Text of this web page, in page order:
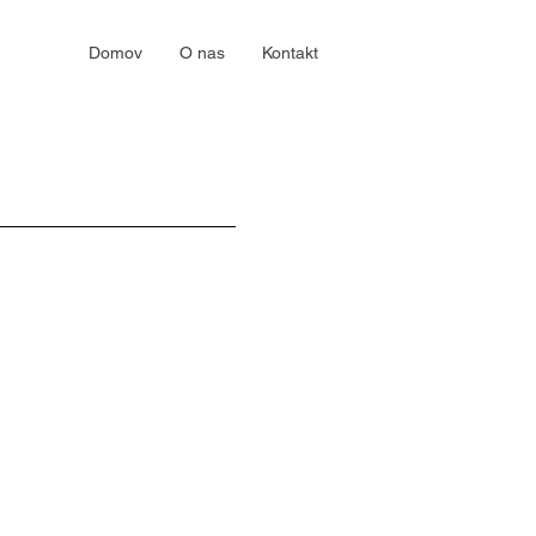
Domov O nas Kontakt